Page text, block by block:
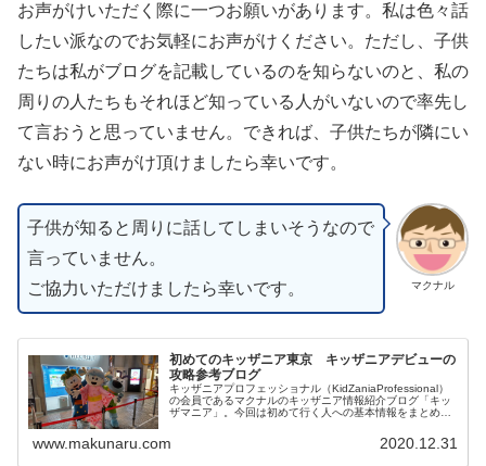
お声がけいただく際に一つお願いがあります。私は色々話
したい派なのでお気軽にお声がけください。ただし、子供
たちは私がブログを記載しているのを知らないのと、私の
周りの人たちもそれほど知っている人がいないので率先し
て言おうと思っていません。できれば、子供たちが隣にい
ない時にお声がけ頂けましたら幸いです。
マクナル
子供が知ると周りに話してしまいそうなので
言っていません。
ご協力いただけましたら幸いです。
初めてのキッザニア東京 キッザニアデビューの
攻略参考ブログ
キッザニアプロフェッショナル（KidZaniaProfessional）
の会員であるマクナルのキッザニア情報紹介ブログ「キッ
ザマニア」。今回は初めて行く人への基本情報をまとめて
のでおすすめです。初めて行く人の参考になれば幸いで
す。
www.makunaru.com 2020.12.31